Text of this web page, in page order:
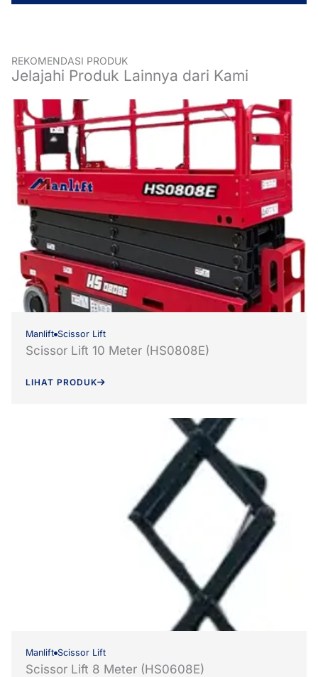
REKOMENDASI PRODUK
Jelajahi Produk Lainnya dari Kami
Manlift Scissor Lift
Scissor Lift 10 Meter (HS0808E)
LIHAT PRODUK
Manlift Scissor Lift
Scissor Lift 8 Meter (HS0608E)